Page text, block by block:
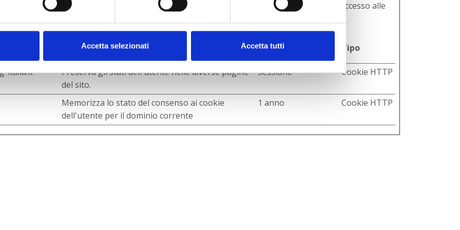
Accetta selezionati Accetta tutti
il sito web abilitandone funzionalità di base quali la navigazione sulle pagine e l'accesso alle
di funzionare correttamente senza questi cookie.
Scopo
Durata massima di
Tipo
italia.it
Preserva gli stati dell'utente nelle diverse pagine
del sito.
Sessione Cookie HTTP
Memorizza lo stato del consenso ai cookie
dell'utente per il dominio corrente
1 anno Cookie HTTP